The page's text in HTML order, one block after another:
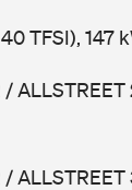
TFSI), 147
/
/